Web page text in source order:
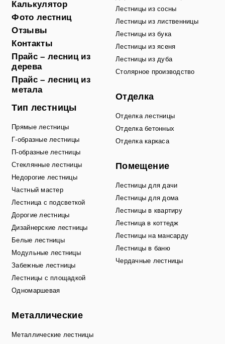
Калькулятор
Фото лестниц
Отзывы
Контакты
Прайс – лесниц из
дерева
Прайс – лесниц из
метала
Тип лестницы
Г-образные лестницы
П-образные лестницы
Стеклянные лестницы
Недорогие лестницы
Частный мастер
Лестница с подсветкой
Дорогие лестницы
Дизайнерские лестницы
Белые лестницы
Модульные лестницы
Забежные лестницы
Лестницы с площадкой
Одномаршевая
Металлические
Металлические лестницы
Лестницы из сосны
Лестницы из лиственницы
Лестницы из бука
Лестницы из ясеня
Лестницы из дуба
Столярное производство
Отделка
Отделка лестницы
Отделка бетонных
Отделка каркаса
Помещение
Лестницы для дачи
Лестницы для дома
Лестницы в квартиру
Лестница в коттедж
Лестницы на мансарду
Лестницы в баню
Чердачные лестницы